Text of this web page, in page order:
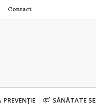
Contact
PREVENȚIE SĂNĂTATE